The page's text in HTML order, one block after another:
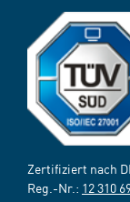
Zertifiziert nach
Reg.-Nr.: 12 310